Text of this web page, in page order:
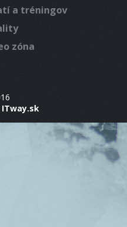
a tréningov
zóna
ITway.sk